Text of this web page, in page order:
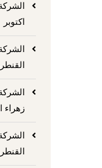
اكتوبر
زهراء